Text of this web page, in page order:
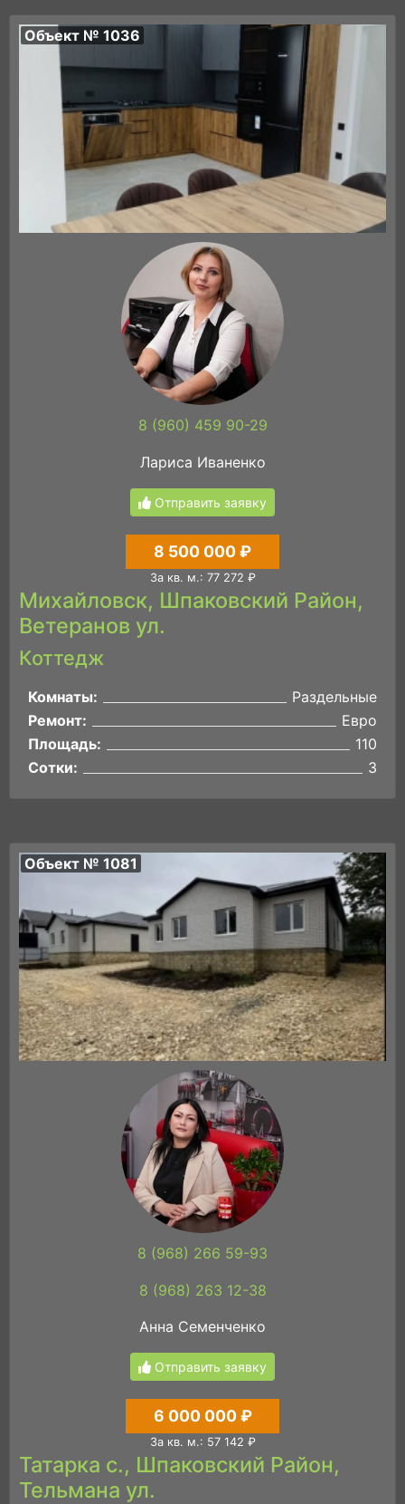
Цена:
Объект № 1036
8 (960) 459 90-29
Лариса Иваненко
Отправить заявку
8 500 000 ₽
За кв. м.: 77 272 ₽
Михайловск, Шпаковский Район,
Ветеранов ул.
Коттедж
Комнаты:
Раздельные
Ремонт:
Евро
Площадь:
110
Сотки:
3
Объект № 1081
8 (968) 266 59-93
8 (968) 263 12-38
Анна Семенченко
Отправить заявку
6 000 000 ₽
За кв. м.: 57 142 ₽
Татарка с., Шпаковский Район,
Тельмана ул.